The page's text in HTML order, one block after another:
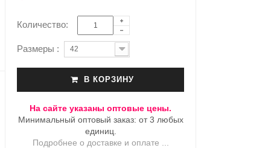
Количество:
Размеры : 42
В КОРЗИНУ
На сайте указаны оптовые цены.
Минимальный оптовый заказ: от 3 любых
единиц.
Подробнее о доставке и оплате ...